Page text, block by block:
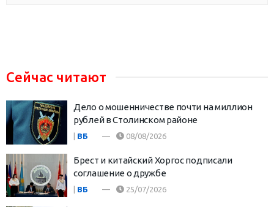
Сейчас читают
Дело о мошенничестве почти на миллион
рублей в Столинском районе
ВБ 08/08/2026
Брест и китайский Хоргос подписали
соглашение о дружбе
ВБ 25/07/2026